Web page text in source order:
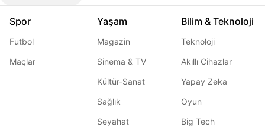
Spor
Futbol
Maçlar
Yaşam
Magazin
Sinema & TV
Kültür-Sanat
Sağlık
Seyahat
Bilim & Teknoloji
Teknoloji
Akıllı Cihazlar
Yapay Zeka
Oyun
Big Tech